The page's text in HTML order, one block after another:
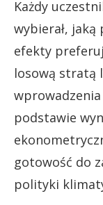
Każdy
wybierał,
efekty
losową stratą
podstawie
gotowość do
polityki